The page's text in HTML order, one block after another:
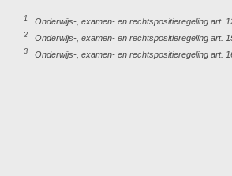
1 Onderwijs-, examen- en rechtspositieregeling art.
2 Onderwijs-, examen- en rechtspositieregeling art.
3 Onderwijs-, examen- en rechtspositieregeling art.